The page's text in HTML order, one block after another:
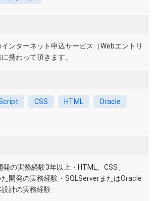
インターネット申込サービス（Webエントリ
携わって頂きます。
CSS HTML Oracle
発の実務経験3年以上・HTML、CSS、
開発の実務経験・SQLServerまたはOracle
計の実務経験